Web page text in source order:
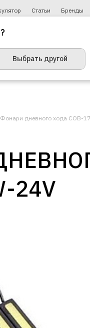
Статьи Бренды
Фонари дневного хода COB-
24V
Выбрать другой